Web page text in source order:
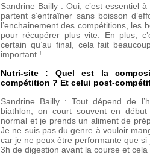
Sandrine Bailly : Oui, c’est essentiel
partent s’entraîner sans boisson
l’enchainement des compétitions, les
pour récupérer plus vite. En plus,
certain qu’au final, cela fait
important !
Nutri-site : Quel est la
compétition ? Et celui post-
Sandrine Bailly : Tout dépend de
biathlon, on court souvent en
normal et je prends un aliment de
Je ne suis pas du genre à vouloir
car je ne peux être performante que
3h de digestion avant la course et